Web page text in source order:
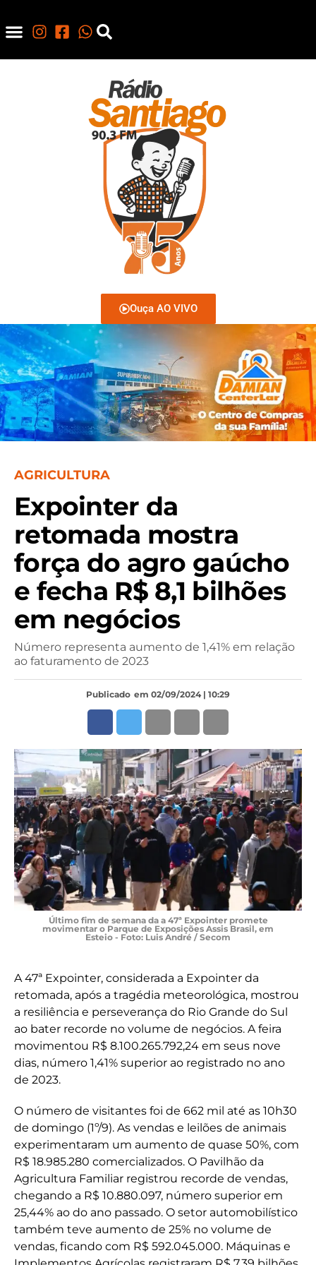
Ouça AO VIVO
AGRICULTURA
Expointer da
retomada mostra
força do agro gaúcho
e fecha R$ 8,1 bilhões
em negócios
Número representa aumento de 1,41% em relação
ao faturamento de 2023
Publicado em 02/09/2024 | 10:29
Último fim de semana da a 47ª Expointer promete
movimentar o Parque de Exposições Assis Brasil, em
Esteio - Foto: Luis André / Secom
A 47ª Expointer, considerada a Expointer da
retomada, após a tragédia meteorológica, mostrou
a resiliência e perseverança do Rio Grande do Sul
ao bater recorde no volume de negócios. A feira
movimentou R$ 8.100.265.792,24 em seus nove
dias, número 1,41% superior ao registrado no ano
de 2023.
O número de visitantes foi de 662 mil até as 10h30
de domingo (1º/9). As vendas e leilões de animais
experimentaram um aumento de quase 50%, com
R$ 18.985.280 comercializados. O Pavilhão da
Agricultura Familiar registrou recorde de vendas,
chegando a R$ 10.880.097, número superior em
25,44% ao do ano passado. O setor automobilístico
também teve aumento de 25% no volume de
vendas, ficando com R$ 592.045.000. Máquinas e